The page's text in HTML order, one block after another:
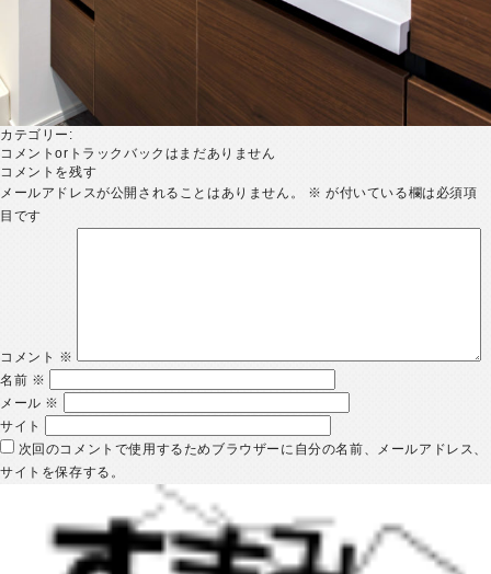
カテゴリー:
コメントorトラックバックはまだありません
コメントを残す
メールアドレスが公開されることはありません。
※ が付いている欄は必須項
目です
コメント ※
名前 ※
メール ※
サイト
次回のコメントで使用するためブラウザーに自分の名前、メールアドレス、
サイトを保存する。